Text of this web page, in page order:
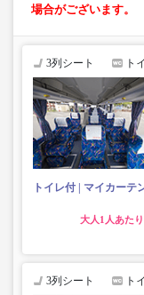
場合がございます。
3列シート ト
トイレ付 マイカーテ
大人
3列シート ト